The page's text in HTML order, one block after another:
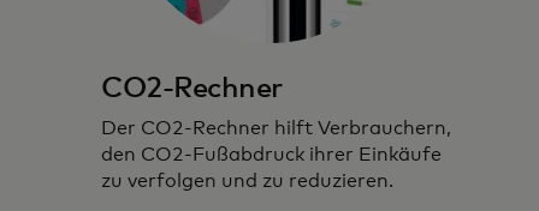
CO2-Rechner
Der CO2-Rechner hilft Verbrauchern,
den CO2-Fußabdruck ihrer Einkäufe
zu verfolgen und zu reduzieren.